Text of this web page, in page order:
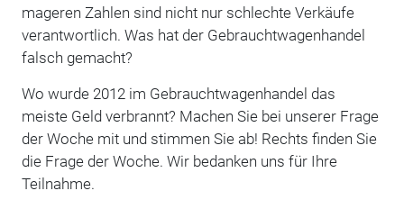
mageren Zahlen sind nicht nur schlechte Verkäufe
verantwortlich. Was hat der Gebrauchtwagenhandel
falsch gemacht?
Wo wurde 2012 im Gebrauchtwagenhandel das
meiste Geld verbrannt? Machen Sie bei unserer Frage
der Woche mit und stimmen Sie ab! Rechts finden Sie
die Frage der Woche. Wir bedanken uns für Ihre
Teilnahme.